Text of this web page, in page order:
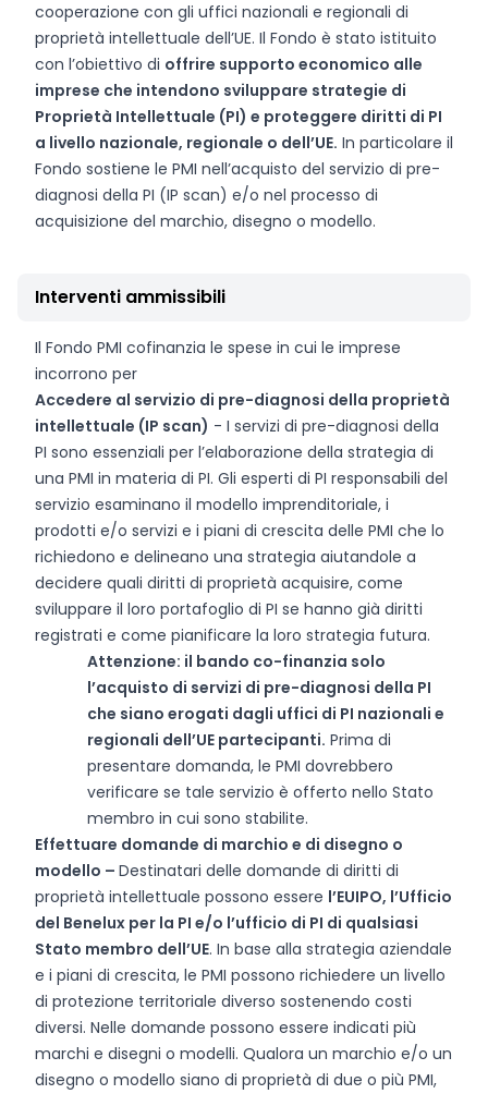
cooperazione con gli uffici nazionali e regionali di
proprietà intellettuale dell’UE. Il Fondo è stato istituito
con l’obiettivo di offrire supporto economico alle
imprese che intendono sviluppare strategie di
Proprietà Intellettuale (PI) e proteggere diritti di PI
a livello nazionale, regionale o dell’UE. In particolare il
Fondo sostiene le PMI nell’acquisto del servizio di pre-
diagnosi della PI (IP scan) e/o nel processo di
acquisizione del marchio, disegno o modello.
Interventi ammissibili
Il Fondo PMI cofinanzia le spese in cui le imprese
incorrono per
Accedere al servizio di pre-diagnosi della proprietà
intellettuale (IP scan) - I servizi di pre-diagnosi della
PI sono essenziali per l’elaborazione della strategia di
una PMI in materia di PI. Gli esperti di PI responsabili del
servizio esaminano il modello imprenditoriale, i
prodotti e/o servizi e i piani di crescita delle PMI che lo
richiedono e delineano una strategia aiutandole a
decidere quali diritti di proprietà acquisire, come
sviluppare il loro portafoglio di PI se hanno già diritti
registrati e come pianificare la loro strategia futura.
Attenzione: il bando co-finanzia solo
l’acquisto di servizi di pre-diagnosi della PI
che siano erogati dagli uffici di PI nazionali e
regionali dell’UE partecipanti. Prima di
presentare domanda, le PMI dovrebbero
verificare se tale servizio è offerto nello Stato
membro in cui sono stabilite.
Effettuare domande di marchio e di disegno o
modello – Destinatari delle domande di diritti di
proprietà intellettuale possono essere l’EUIPO, l’Ufficio
del Benelux per la PI e/o l’ufficio di PI di qualsiasi
Stato membro dell’UE. In base alla strategia aziendale
e i piani di crescita, le PMI possono richiedere un livello
di protezione territoriale diverso sostenendo costi
diversi. Nelle domande possono essere indicati più
marchi e disegni o modelli. Qualora un marchio e/o un
disegno o modello siano di proprietà di due o più PMI,